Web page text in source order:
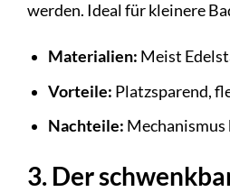
werden. Ideal für kleinere
Materialien: Meist
Vorteile: Platzsparend,
Nachteile: Mechanismus
3. Der